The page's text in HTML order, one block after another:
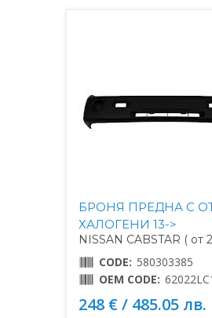
БРОНЯ ПРЕДНА С
ХАЛОГЕНИ 13->
NISSAN CABSTAR ( от
CODE: 580303385
OEM CODE:
248 € / 485.05 лв.